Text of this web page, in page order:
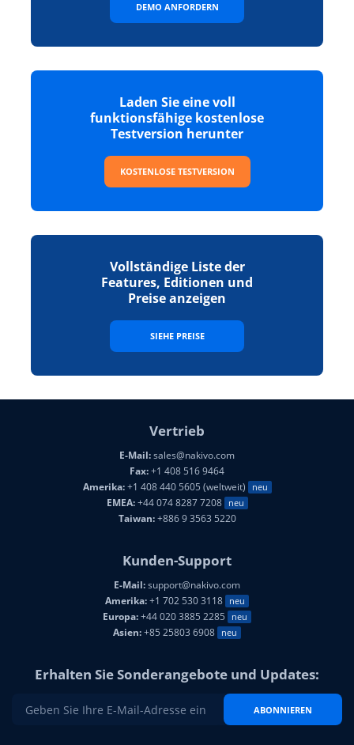
DEMO ANFORDERN
Laden Sie eine voll
funktionsfähige kostenlose
Testversion herunter
KOSTENLOSE TESTVERSION
Vollständige Liste der
Features, Editionen und
Preise anzeigen
SIEHE PREISE
Vertrieb
E-Mail:sales@nakivo.com
Fax:+1 408 516 9464
Amerika:+1 408 440 5605 (weltweit) neu
EMEA:+44 074 8287 7208 neu
Taiwan:+886 9 3563 5220
Kunden-Support
E-Mail:support@nakivo.com
Amerika:+1 702 530 3118 neu
Europa:+44 020 3885 2285 neu
Asien:+85 25803 6908 neu
Erhalten Sie Sonderangebote und Updates:
ABONNIEREN